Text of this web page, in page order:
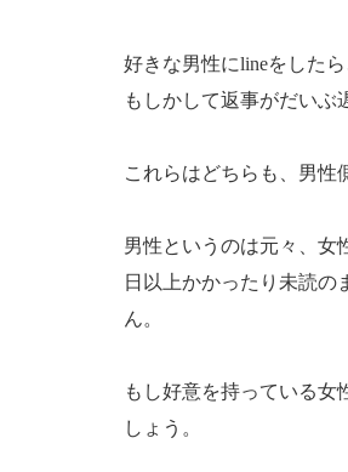
好きな男性にlineをした
もしかして返事がだいぶ
これらはどちらも、男性
男性というのは元々、女
日以上かかったり未読
ん。
もし好意を持っている
しょう。